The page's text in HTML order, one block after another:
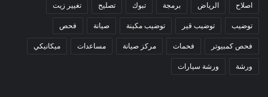
اصلاح الرياض برمجة تبوك تصليح تغيير زيت
توضيب توضيب قير توضيب مكينة صيانة فحص
فحص كمبيوتر فحمات مركز صيانة مساعدات ميكانيكي
ورشة ورشة سيارات